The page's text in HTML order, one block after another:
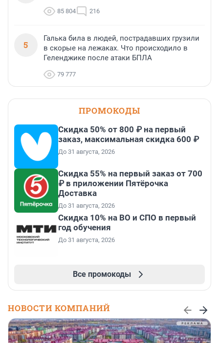
85 804 216
5
Галька била в людей, пострадавших грузили
в скорые на лежаках. Что происходило в
Геленджике после атаки БПЛА
79 777
ПРОМОКОДЫ
Скидка 50% от 800 ₽ на первый
заказ, максимальная скидка 600 ₽
До 31 августа, 2026
Скидка 55% на первый заказ от 700
₽ в приложении Пятёрочка
Доставка
До 31 августа, 2026
Скидка 10% на ВО и СПО в первый
год обучения
До 31 августа, 2026
Все промокоды
НОВОСТИ КОМПАНИЙ